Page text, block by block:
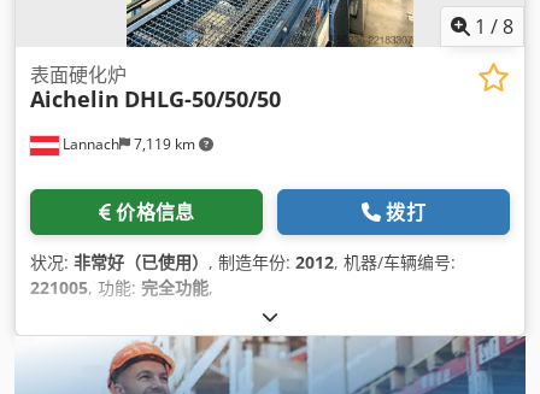
1 /8
Lannach 7,119 km
表面硬化炉
Aichelin DHLG-50/50/50
价格信息 拨打
状况: 非常好（已使用） , 制造年份: 2012, 机器/车辆编号:
221005, 功能: 完全功能,